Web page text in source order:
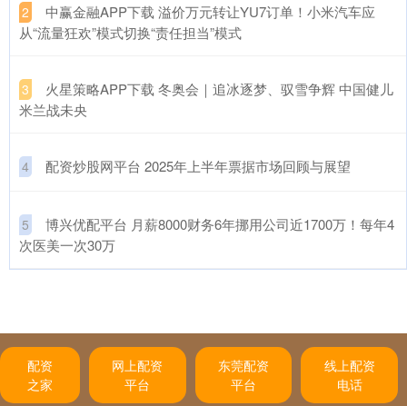
2
​中赢金融APP下载 溢价万元转让YU7订单！小米汽车应
从“流量狂欢”模式切换“责任担当”模式
3
​火星策略APP下载 冬奥会｜追冰逐梦、驭雪争辉 中国健儿
米兰战未央
4 ​配资炒股网平台 2025年上半年票据市场回顾与展望
5
​博兴优配平台 月薪8000财务6年挪用公司近1700万！每年4
次医美一次30万
配资
之家
网上配资
平台
东莞配资
平台
线上配资
电话